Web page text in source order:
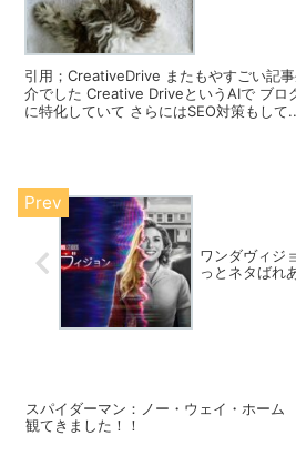
引用；CreativeDrive またもやすごい記
介でした Creative DriveというAIで ブロ
に特化していて さらにはSEO対策もして
ワンダヴィジ
っとネタばれ
スパイダーマン：ノー・ウェイ・ホーム
観てきました！！